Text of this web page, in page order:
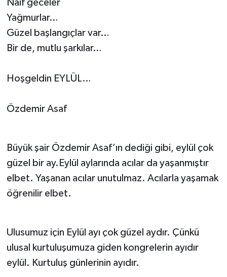
Naif geceler
Yağmurlar…
Güzel başlangıçlar var…
Bir de, mutlu şarkılar…
Hoşgeldin EYLÜL…
Özdemir Asaf
Büyük şair Özdemir Asaf’ın dediği gibi, eylül çok
güzel bir ay.Eylül aylarında acılar da yaşanmıştır
elbet. Yaşanan acılar unutulmaz. Acılarla yaşamak
öğrenilir elbet.
Ulusumuz için Eylül ayı çok güzel aydır. Çünkü
ulusal kurtuluşumuza giden kongrelerin ayıdır
eylül. Kurtuluş günlerinin ayıdır.